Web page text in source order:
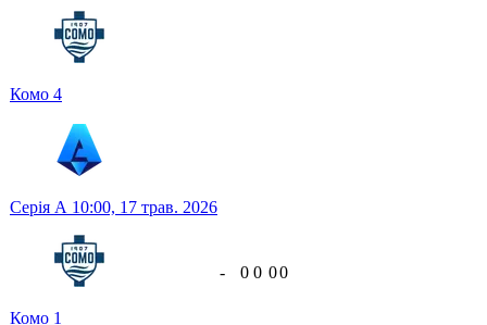
Комо 4
Серія А 10:00, 17 трав. 2026
Комо 1
- 0 0 00